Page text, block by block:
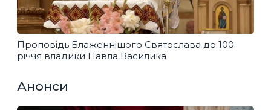
Проповідь Блаженнішого Святослава до 100-
річчя владики Павла Василика
Анонси